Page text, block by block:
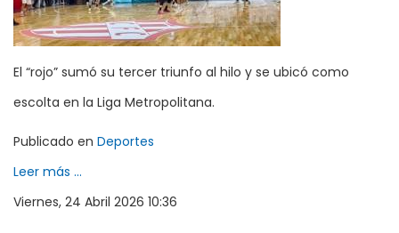
El “rojo” sumó su tercer triunfo al hilo y se ubicó como
escolta en la Liga Metropolitana.
Publicado en Deportes
Leer más ...
Viernes, 24 Abril 2026 10:36